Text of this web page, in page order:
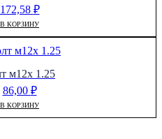
172,58 ₽
В КОРЗИНУ
м12х 1.25
86,00 ₽
В КОРЗИНУ